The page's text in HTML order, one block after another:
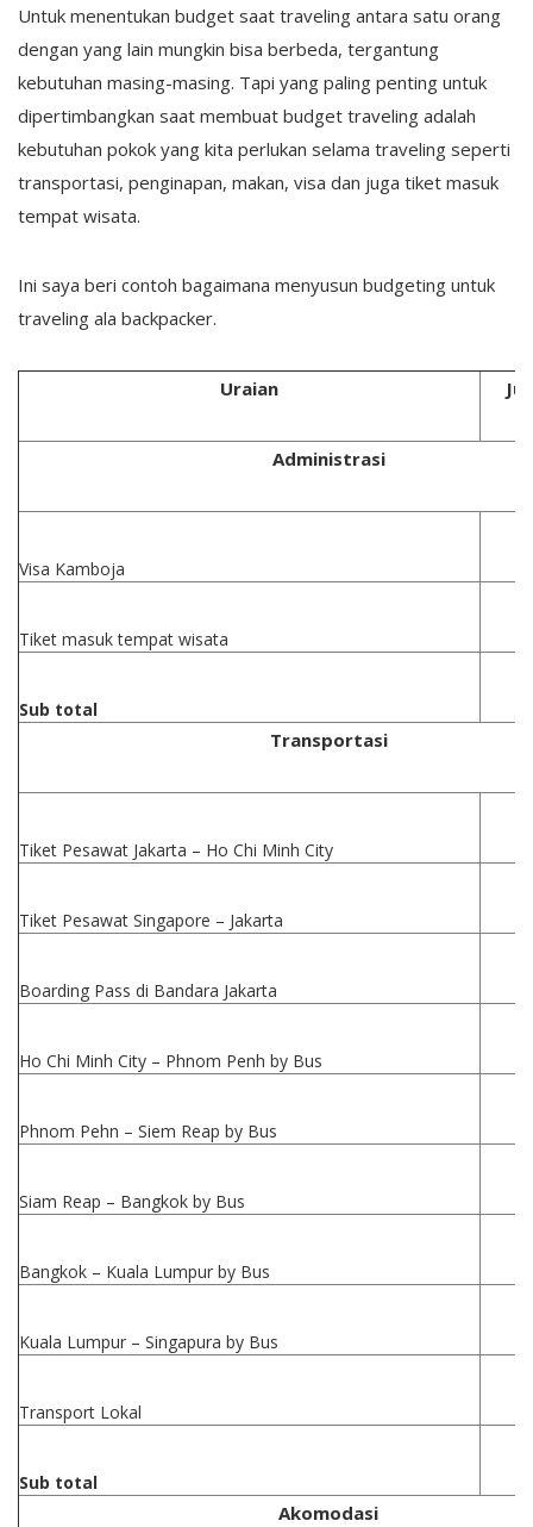
Untuk menentukan budget saat traveling antara satu orang
dengan yang lain mungkin bisa berbeda, tergantung
kebutuhan masing-masing. Tapi yang paling penting untuk
dipertimbangkan saat membuat budget traveling adalah
kebutuhan pokok yang kita perlukan selama traveling seperti
transportasi, penginapan, makan, visa dan juga tiket masuk
tempat wisata.
Ini saya beri contoh bagaimana menyusun budgeting untuk
traveling ala backpacker.
Uraian
Administrasi
Visa Kamboja
Tiket masuk tempat wisata
Sub total
Transportasi
Tiket Pesawat Jakarta – Ho Chi Minh City
Tiket Pesawat Singapore – Jakarta
Boarding Pass di Bandara Jakarta
Ho Chi Minh City – Phnom Penh by Bus
Phnom Pehn – Siem Reap by Bus
Siam Reap – Bangkok by Bus
Bangkok – Kuala Lumpur by Bus
Kuala Lumpur – Singapura by Bus
Transport Lokal
Sub total
Akomodasi